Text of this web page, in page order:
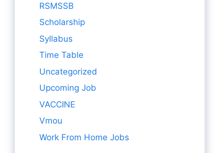
RSMSSB
Scholarship
Syllabus
Time Table
Uncategorized
Upcoming Job
VACCINE
Vmou
Work From Home Jobs